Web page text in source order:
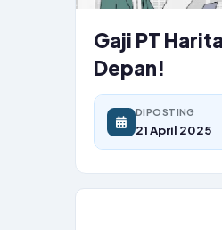
Gaji PT
Depan!
DIPOSTING
21 April 2025